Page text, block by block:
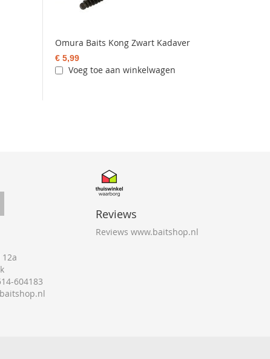
Omura Baits Kong Zwart Kadaver
€ 5,99
Voeg toe aan winkelwagen
604183
Reviews
Reviews www.baitshop.nl